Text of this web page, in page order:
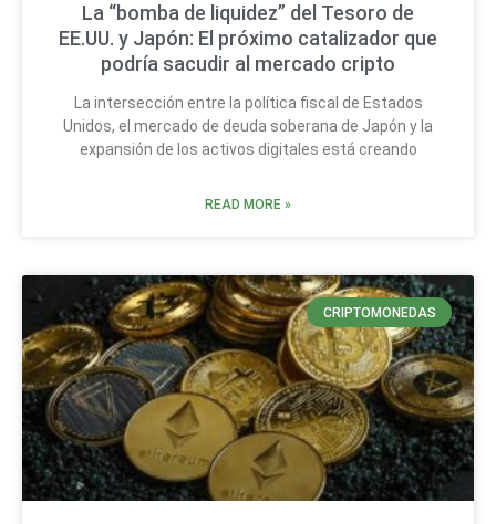
La “bomba de liquidez” del Tesoro de
EE.UU. y Japón: El próximo catalizador que
podría sacudir al mercado cripto
La intersección entre la política fiscal de Estados
Unidos, el mercado de deuda soberana de Japón y la
expansión de los activos digitales está creando
READ MORE »
CRIPTOMONEDAS